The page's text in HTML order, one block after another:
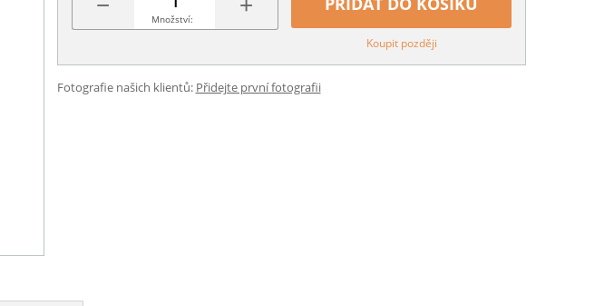
− +
Množství:
Koupit později
Fotografie našich klientů: Přidejte první fotografii